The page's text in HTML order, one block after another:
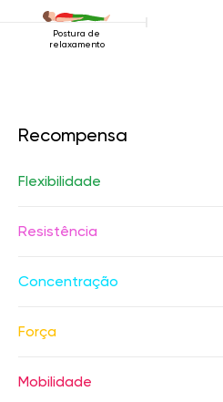
Postura de
relaxamento
Recompensa
Flexibilidade
Resistência
Concentração
Força
Mobilidade